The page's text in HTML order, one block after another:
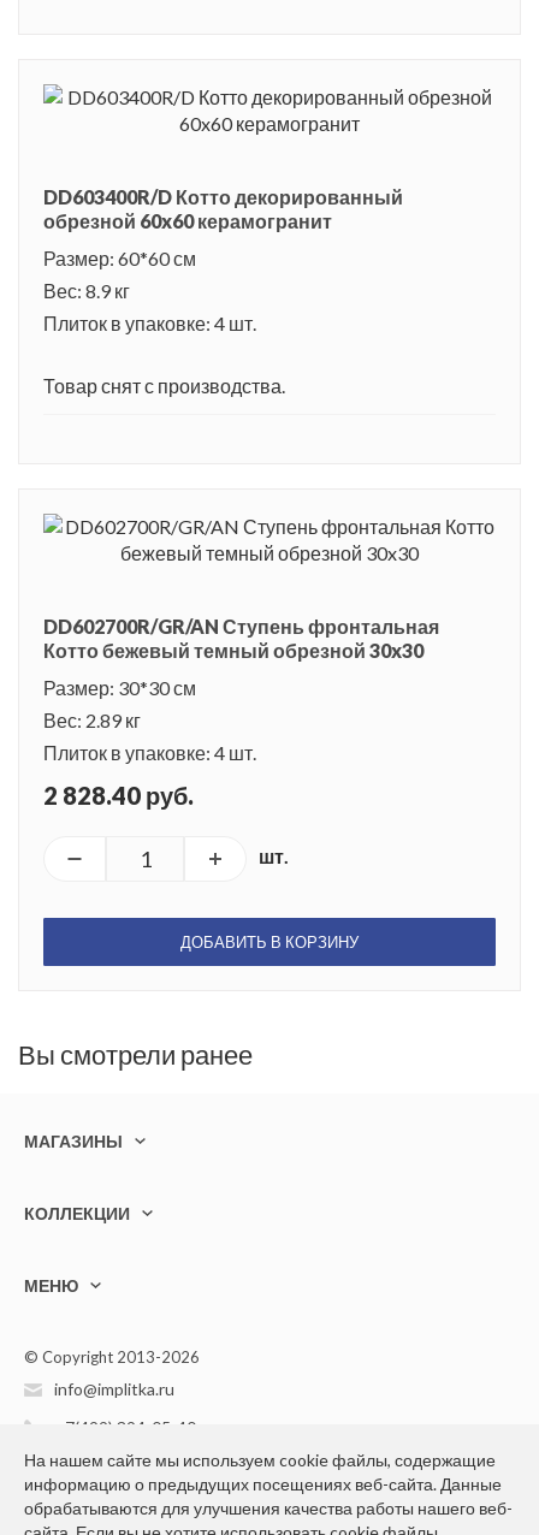
DD603400R/D Котто декорированный
обрезной 60x60 керамогранит
Размер: 60*60 см
Вес: 8.9 кг
Плиток в упаковке: 4 шт.
Товар снят с производства.
DD602700R/GR/AN Ступень фронтальная
Котто бежевый темный обрезной 30x30
Размер: 30*30 см
Вес: 2.89 кг
Плиток в упаковке: 4 шт.
2 828.40 руб.
шт.
ДОБАВИТЬ В КОРЗИНУ
Вы смотрели ранее
МАГАЗИНЫ
КОЛЛЕКЦИИ
МЕНЮ
© Copyright 2013-2026
info@implitka.ru
+7(499) 394-05-40
На нашем сайте мы используем cookie файлы, содержащие
информацию о предыдущих посещениях веб-сайта. Данные
обрабатываются для улучшения качества работы нашего веб-